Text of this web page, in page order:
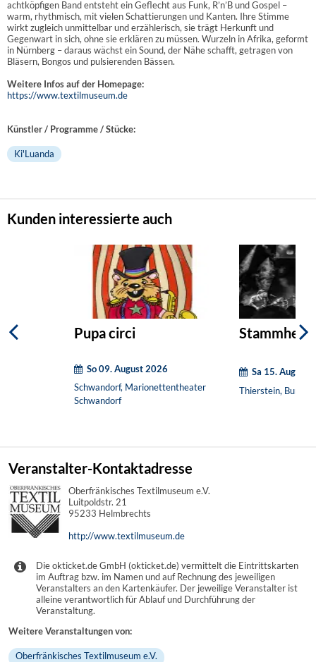
achtköpfigen Band entsteht ein Geflecht aus Funk, R’n’B und Gospel –
warm, rhythmisch, mit vielen Schattierungen und Kanten. Ihre Stimme
wirkt zugleich unmittelbar und erzählerisch, sie trägt Herkunft und
Gegenwart in sich, ohne sie erklären zu müssen. Wurzeln in Afrika, geformt
in Nürnberg – daraus wächst ein Sound, der Nähe schafft, getragen von
Bläsern, Bongos und pulsierenden Bässen.
Weitere Infos auf der Homepage:
https://www.textilmuseum.de
Künstler / Programme / Stücke:
Ki'Luanda
Kunden interessierte auch
Pupa circi
So 09. August 2026
Schwandorf, Marionettentheater
Schwandorf
Stammheim
Sa 15. August
Thierstein,
Veranstalter-Kontaktadresse
Oberfränkisches Textilmuseum e.V.
Luitpoldstr. 21
95233 Helmbrechts
http://www.textilmuseum.de
Die okticket.de GmbH (okticket.de) vermittelt die Eintrittskarten
im Auftrag bzw. im Namen und auf Rechnung des jeweiligen
Veranstalters an den Kartenkäufer. Der jeweilige Veranstalter ist
alleine verantwortlich für Ablauf und Durchführung der
Veranstaltung.
Weitere Veranstaltungen von:
Oberfränkisches Textilmuseum e.V.